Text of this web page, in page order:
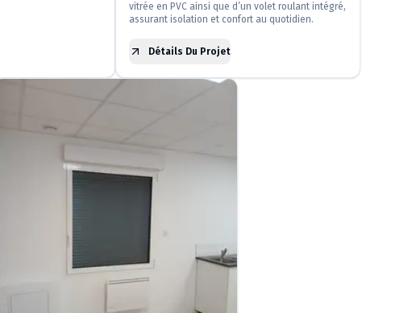
vitrée en PVC ainsi que d’un volet roulant intégré,
assurant isolation et confort au quotidien.
Détails Du Projet